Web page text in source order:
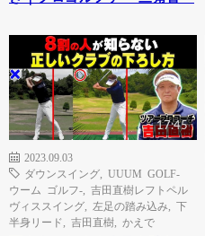
17:45
2023.09.03
ダウンスイング
UUUM GOLF-
ウーム ゴルフ-
吉田直樹レフトペル
ヴィススイング
左足の踏み込み
下
半身リード
吉田直樹 かえで